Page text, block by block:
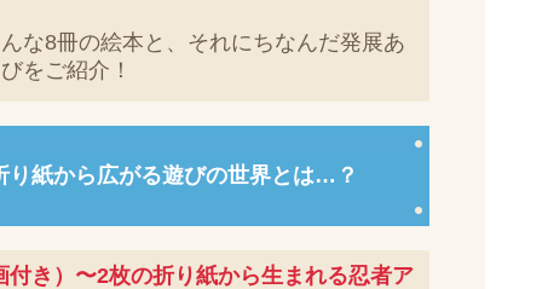
な8冊の絵本と、それにちなんだ発展あ
をご紹介！
り紙から広がる遊びの世界とは…？
付き）〜2枚の折り紙から生まれる忍者ア